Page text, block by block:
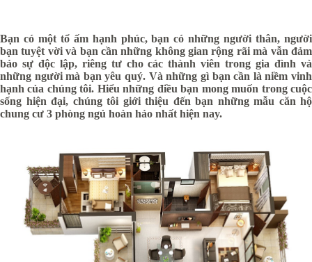
Bạn có một tổ ấm hạnh phúc, bạn có những người thân, người
bạn tuyệt vời và bạn cần những không gian rộng rãi mà vẫn đảm
bảo sự độc lập, riêng tư cho các thành viên trong gia đình và
những người mà bạn yêu quý. Và những gì bạn cần là niềm vinh
hạnh của chúng tôi. Hiểu những điều bạn mong muốn trong cuộc
sống hiện đại, chúng tôi giới thiệu đến bạn những mẫu căn hộ
chung cư 3 phòng ngủ hoàn hảo nhất hiện nay.